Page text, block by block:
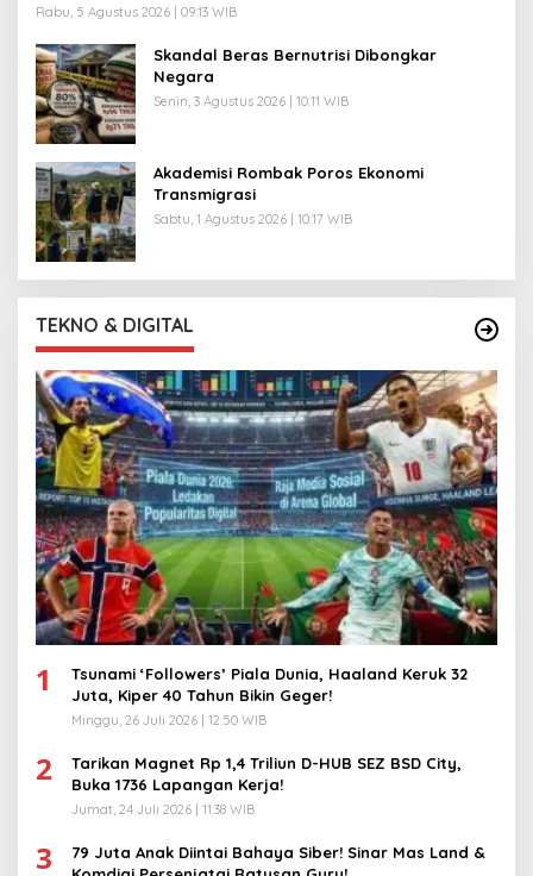
Rabu, 5 Agustus 2026 | 09:13 WIB
Skandal Beras Bernutrisi Dibongkar
Negara
Senin, 3 Agustus 2026 | 10:11 WIB
Akademisi Rombak Poros Ekonomi
Transmigrasi
Sabtu, 1 Agustus 2026 | 10:17 WIB
TEKNO & DIGITAL
1
Tsunami ‘Followers’ Piala Dunia, Haaland Keruk 32
Juta, Kiper 40 Tahun Bikin Geger!
Minggu, 26 Juli 2026 | 12:50 WIB
2
Tarikan Magnet Rp 1,4 Triliun D-HUB SEZ BSD City,
Buka 1736 Lapangan Kerja!
Jumat, 24 Juli 2026 | 11:38 WIB
3
79 Juta Anak Diintai Bahaya Siber! Sinar Mas Land &